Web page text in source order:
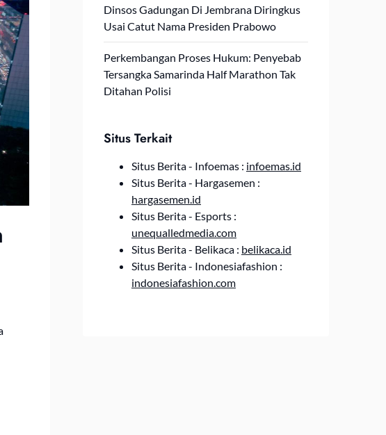
Dinsos Gadungan Di Jembrana Diringkus
Usai Catut Nama Presiden Prabowo
Perkembangan Proses Hukum: Penyebab
Tersangka Samarinda Half Marathon Tak
Ditahan Polisi
Situs Terkait
Situs Berita - Infoemas : infoemas.id
Situs Berita - Hargasemen :
hargasemen.id
Situs Berita - Esports :
unequalledmedia.com
Situs Berita - Belikaca : belikaca.id
Situs Berita - Indonesiafashion :
indonesiafashion.com